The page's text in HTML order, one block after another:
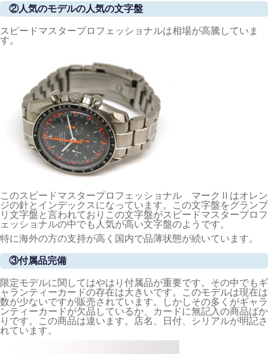
②人気のモデルの人気の文字盤
スピードマスタープロフェッショナルは相場が高騰していま
す。
このスピードマスタープロフェッショナル マークⅡはオレン
ジの針とインデックスになっています。この文字盤をグランプ
リ文字盤と言われておりこの文字盤がスピードマスタープロフ
ェッショナルの中でも人気が高い文字盤のようです。
特に海外の方の支持が高く国内で品薄状態が続いています。
③付属品完備
限定モデルに関してはやはり付属品が重要です。その中でもギ
ャランティーカードの存在は大きいです。このモデルは現在は
数が少ないですが販売されています。しかしその多くがギャラ
ンティーカードが欠品しているか、カードに無記入の商品ばか
りです。この商品は違います。店名、日付、シリアルが明記さ
れています。